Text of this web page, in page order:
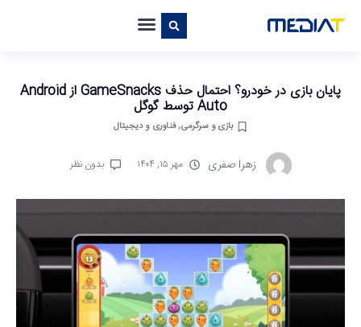
پایان بازی در خودرو؟ احتمال حذف GameSnacks از Android
Auto توسط گوگل
بازی و سرگرمی,فناوری و دیجیتال
زهرا صفری مهر ۱۵, ۱۴۰۴ بدون نظر